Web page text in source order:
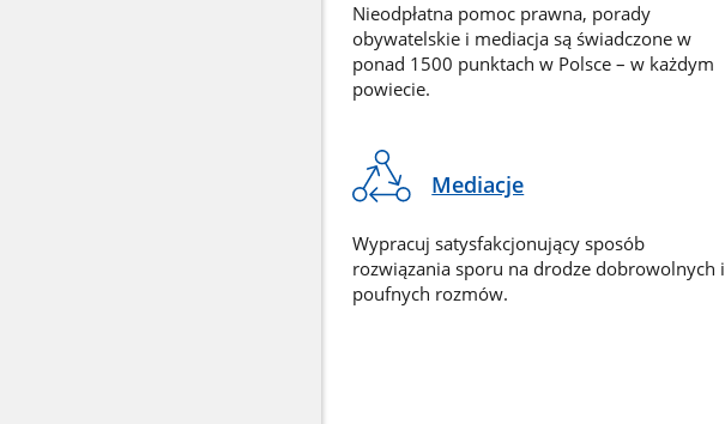
Nieodpłatna pomoc prawna, porady
obywatelskie i mediacja są świadczone w
ponad 1500 punktach w Polsce – w każdym
powiecie.
Mediacje
Wypracuj satysfakcjonujący sposób
rozwiązania sporu na drodze dobrowolnych i
poufnych rozmów.